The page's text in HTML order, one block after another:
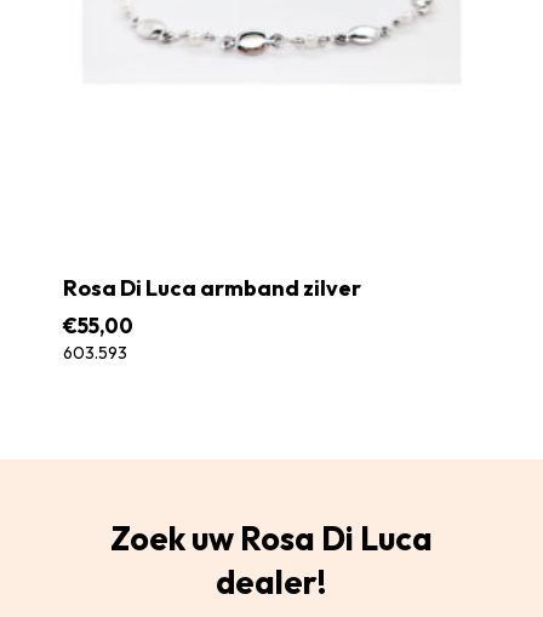
Rosa Di Luca armband zilver
€55,00
603.593
Zoek uw Rosa Di Luca
dealer!